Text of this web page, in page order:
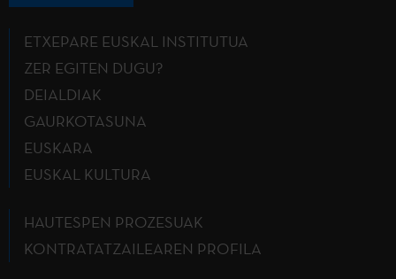
ETXEPARE EUSKAL INSTITUTUA
ZER EGITEN DUGU?
DEIALDIAK
GAURKOTASUNA
EUSKARA
EUSKAL KULTURA
HAUTESPEN PROZESUAK
KONTRATATZAILEAREN PROFILA